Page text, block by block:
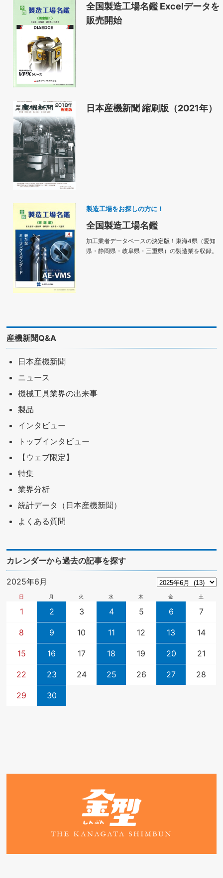
全国製造工場名鑑 Excelデータを
販売開始
日本産機新聞 縮刷版（2021年）
製造工場をお探しの方に！
全国製造工場名鑑
加工業者データベースの決定版！東海4県（愛知
県・静岡県・岐阜県・三重県）の製造業を収録。
産機新聞Q&A
日本産機新聞
ニュース
機械工具業界の出来事
製品
インタビュー
トップインタビュー
【ウェブ限定】
特集
業界分析
統計データ（日本産機新聞）
よくある質問
カレンダーから過去の記事を探す
2025年6月
日 月 火 水 木 金 土
1 2 3 4 5 6 7
8 9 10 11 12 13 14
15 16 17 18 19 20 21
22 23 24 25 26 27 28
29 30